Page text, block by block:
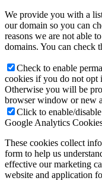
We provide you with a
our domain so you can
reasons we are not able
domains. You can check
Check to enable
cookies if you do not opt
Otherwise you will be
browser window or new
Click to enable/
Google Analytics
These cookies collect
form to help us
effective our marketing
website and application